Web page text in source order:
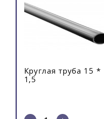
Круглая труба 15 *
1,5